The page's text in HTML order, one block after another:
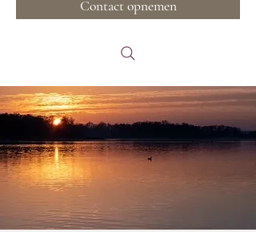
Contact opnemen